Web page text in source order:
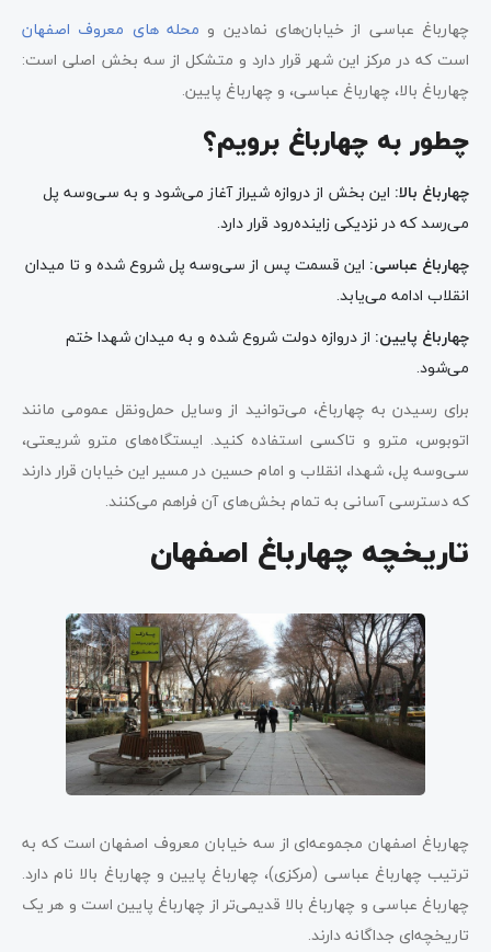
چهارباغ عباسی از خیابان‌های نمادین و محله های معروف اصفهان
است که در مرکز این شهر قرار دارد و متشکل از سه بخش اصلی است:
چهارباغ بالا، چهارباغ عباسی، و چهارباغ پایین.
چطور به چهارباغ برویم؟
چهارباغ بالا: این بخش از دروازه شیراز آغاز می‌شود و به سی‌وسه پل
می‌رسد که در نزدیکی زاینده‌رود قرار دارد.
چهارباغ عباسی: این قسمت پس از سی‌وسه پل شروع شده و تا میدان
انقلاب ادامه می‌یابد.
چهارباغ پایین: از دروازه دولت شروع شده و به میدان شهدا ختم
می‌شود.
برای رسیدن به چهارباغ، می‌توانید از وسایل حمل‌ونقل عمومی مانند
اتوبوس، مترو و تاکسی استفاده کنید. ایستگاه‌های مترو شریعتی،
سی‌وسه پل، شهدا، انقلاب و امام حسین در مسیر این خیابان قرار دارند
که دسترسی آسانی به تمام بخش‌های آن فراهم می‌کنند.
تاریخچه چهارباغ اصفهان
چهارباغ اصفهان مجموعه‌ای از سه خیابان معروف اصفهان است که به
ترتیب چهارباغ عباسی (مرکزی)، چهارباغ پایین و چهارباغ بالا نام دارد.
چهارباغ عباسی و چهارباغ بالا قدیمی‌تر از چهارباغ پایین است و هر یک
تاریخچه‌ای جداگانه دارند.